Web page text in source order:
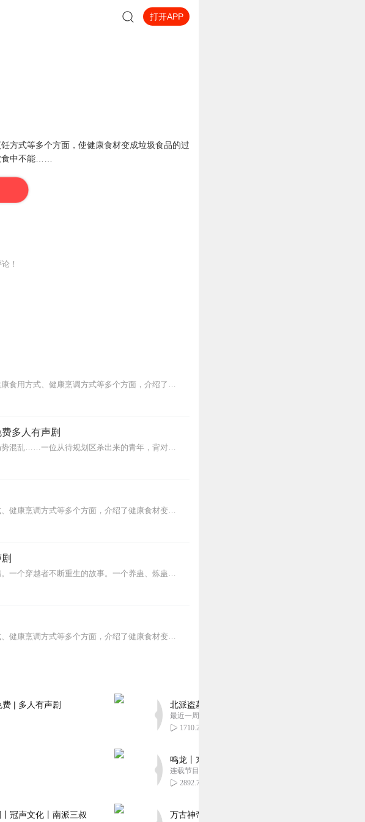
打开APP
方式等多个方面，使健康食材变成垃圾食品的过
食中不能……
！
书籍简介：本文通过对食品的烹饪方式、加工方式、食用方式、健康食用方式、健康烹调方式等多个方面，介绍了健康食材变成垃圾食品的过程。在饮食的天地中，没有垃圾食品，只...
多人有声剧
【内容简介】灾变过后，大地满目疮痍。粮食匮乏，资源紧俏，局势混乱……一位从待规划区杀出来的青年，背对着漫天黄沙，孤身来到九区谋生，却不曾想偶然结识三五好友，一念...
本文通过对食品的烹饪方式，加工方式、食用方式、健康食用方式、健康烹调方式等多个方面，介绍了健康食材变成垃圾食品的过程。在饮食的天地中，没有垃圾食品，只有垃圾吃法...
内容简介【黑暗文反派流封神之作】人是万物之灵，蛊是天地真精。一个穿越者不断重生的故事。一个养蛊、炼蛊、用蛊的奇特世界。配音组（男角色）老宝玉旁白...
本文通过对食品的烹饪方式、加工方式、食用方式、健康食用方式、健康烹调方式等多个方面，介绍了健康食材变成垃圾食品的过程。在饮食的天地中，没有垃圾食品，只有垃圾吃法...
| 多人有声剧
冠声文化丨南派三叔
北派盗墓笔记丨头陀渊出品丨悬疑灵异丨摸金校尉
最近一周更新
1710.26万
鸣龙丨东方玄幻丨紫襟团队丨轻松搞笑丨多人有声
连载节目超五百集
2892.76万
万古神帝丨玄幻丨热血丨紫襟团队演播丨多人有声